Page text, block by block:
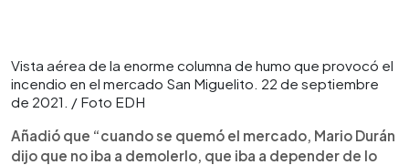
Vista aérea de la enorme columna de humo que provocó el
incendio en el mercado San Miguelito. 22 de septiembre
de 2021. / Foto EDH
Añadió que “cuando se quemó el mercado, Mario Durán
dijo que no iba a demolerlo, que iba a depender de lo